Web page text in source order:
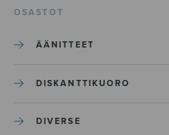
OSASTOT
ÄÄNITTEET
DISKANTTIKUORO
DIVERSE